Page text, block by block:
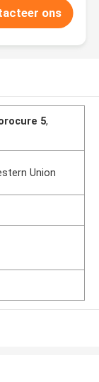
ons
5,
Union